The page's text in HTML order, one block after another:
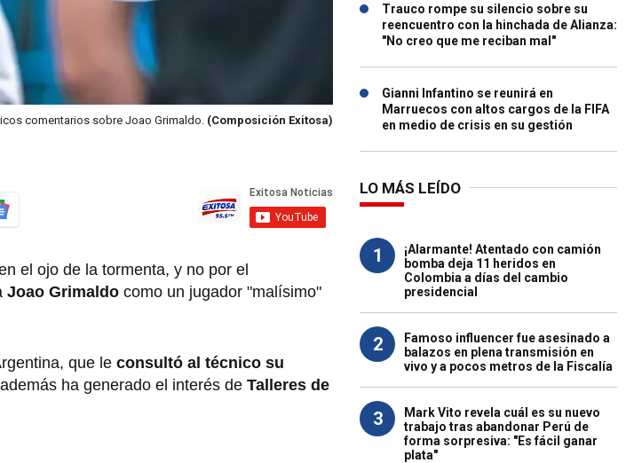
comentarios sobre Joao Grimaldo. (Composición Exitosa)
el ojo de la tormenta, y no por el
Joao Grimaldo como un jugador "malísimo"
que le consultó al técnico su
ha generado el interés de Talleres de
Trauco rompe su silencio sobre su
reencuentro con la hinchada de Alianza:
"No creo que me reciban mal"
Gianni Infantino se reunirá en
Marruecos con altos cargos de la FIFA
en medio de crisis en su gestión
LO MÁS LEÍDO
1
¡Alarmante! Atentado con camión
bomba deja 11 heridos en
Colombia a días del cambio
presidencial
2
Famoso influencer fue asesinado a
balazos en plena transmisión en
vivo y a pocos metros de la Fiscalía
3
Mark Vito revela cuál es su nuevo
trabajo tras abandonar Perú de
forma sorpresiva: "Es fácil ganar
plata"